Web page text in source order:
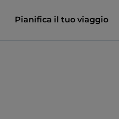
Pianifica il tuo viaggio